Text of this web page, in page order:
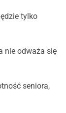
tylko
nie odważa się
seniora,